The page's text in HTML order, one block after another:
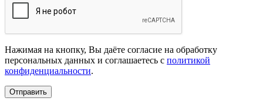
Нажимая на кнопку, Вы даёте согласие на обработку
персональных данных и соглашаетесь с политикой
конфиденциальности.
Отправить